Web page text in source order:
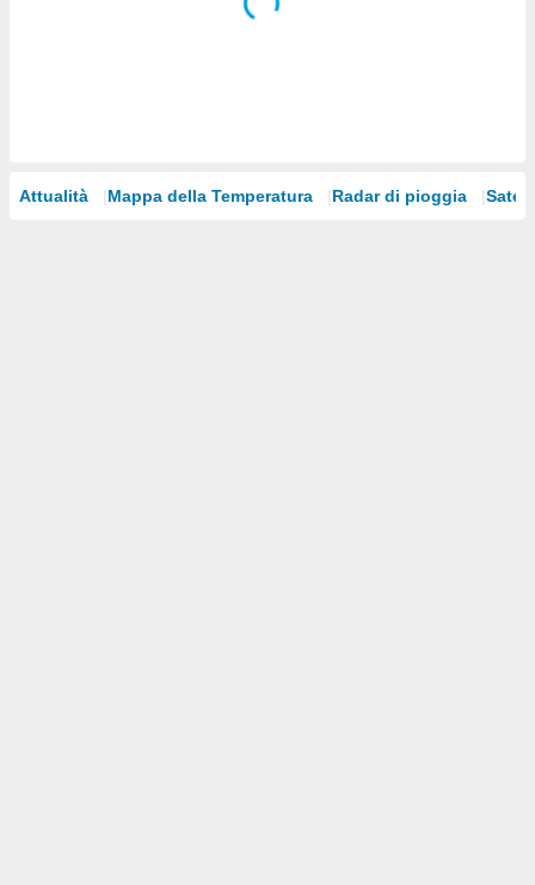
Attualità Mappa della Temperatura Radar di pioggia